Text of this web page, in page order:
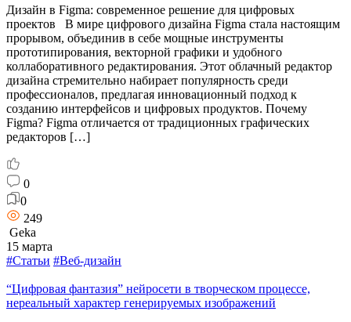
Дизайн в Figma: современное решение для цифровых
проектов В мире цифрового дизайна Figma стала настоящим
прорывом, объединив в себе мощные инструменты
прототипирования, векторной графики и удобного
коллаборативного редактирования. Этот облачный редактор
дизайна стремительно набирает популярность среди
профессионалов, предлагая инновационный подход к
созданию интерфейсов и цифровых продуктов. Почему
Figma? Figma отличается от традиционных графических
редакторов […]
0
0
249
Geka
15 марта
#Статьи #Веб-дизайн
“Цифровая фантазия” нейросети в творческом процессе,
нереальный характер генерируемых изображений